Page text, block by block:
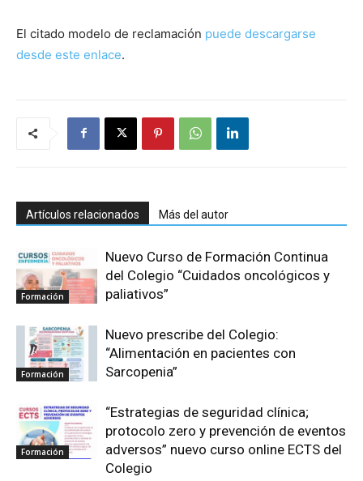
El citado modelo de reclamación puede descargarse
desde este enlace.
Artículos relacionados Más del autor
Formación
Nuevo Curso de Formación Continua
del Colegio “Cuidados oncológicos y
paliativos”
Formación
Nuevo prescribe del Colegio:
“Alimentación en pacientes con
Sarcopenia”
Formación
“Estrategias de seguridad clínica;
protocolo zero y prevención de eventos
adversos” nuevo curso online ECTS del
Colegio